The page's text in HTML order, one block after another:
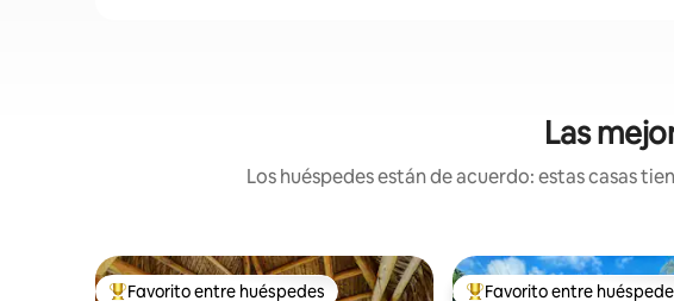
Las
Los huéspedes están de acuerdo: estas casas
Favorito entre huéspedes Favorito entre